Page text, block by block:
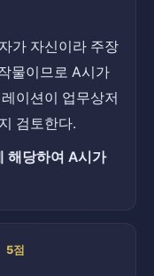
가 자신이라 주장
물이므로 A시가
이션이 업무상저
검토한다.
해당하여 A시가
5점